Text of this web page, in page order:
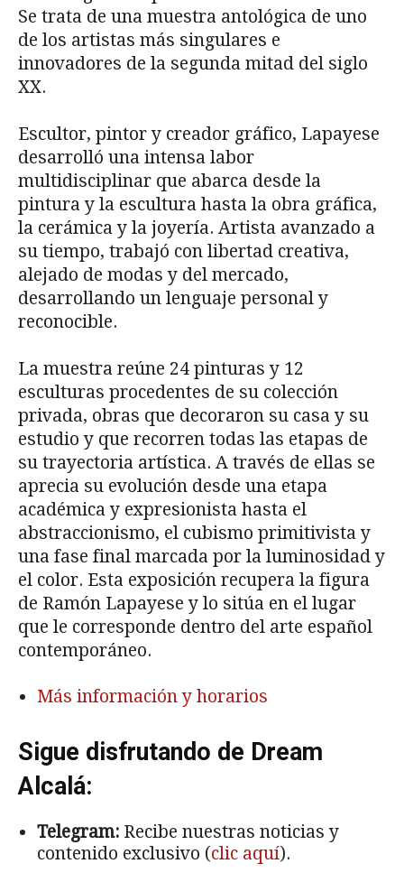
Se trata de una muestra antológica de uno
de los artistas más singulares e
innovadores de la segunda mitad del siglo
XX.
Escultor, pintor y creador gráfico, Lapayese
desarrolló una intensa labor
multidisciplinar que abarca desde la
pintura y la escultura hasta la obra gráfica,
la cerámica y la joyería. Artista avanzado a
su tiempo, trabajó con libertad creativa,
alejado de modas y del mercado,
desarrollando un lenguaje personal y
reconocible.
La muestra reúne 24 pinturas y 12
esculturas procedentes de su colección
privada, obras que decoraron su casa y su
estudio y que recorren todas las etapas de
su trayectoria artística. A través de ellas se
aprecia su evolución desde una etapa
académica y expresionista hasta el
abstraccionismo, el cubismo primitivista y
una fase final marcada por la luminosidad y
el color. Esta exposición recupera la figura
de Ramón Lapayese y lo sitúa en el lugar
que le corresponde dentro del arte español
contemporáneo.
Más información y horarios
Sigue disfrutando de Dream
Alcalá:
Telegram: Recibe nuestras noticias y
contenido exclusivo (clic aquí).